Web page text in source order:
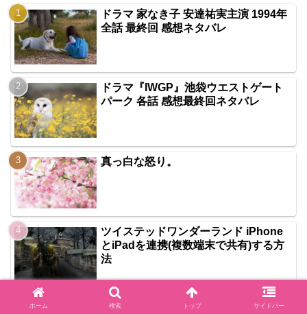
ドラマ 家なき子 安達祐実主演 1994年
全話 最終回 感想ネタバレ
ドラマ『IWGP』池袋ウエストゲート
パーク 各話 感想最終回ネタバレ
真っ白な怒り。
ツイステッドワンダーランド iPhone
とiPadを連携(複数端末で共有)する方
法
ドラマ GTO 主演 反町隆史 全話 最終回
ホーム 検索 トップ サイドバー